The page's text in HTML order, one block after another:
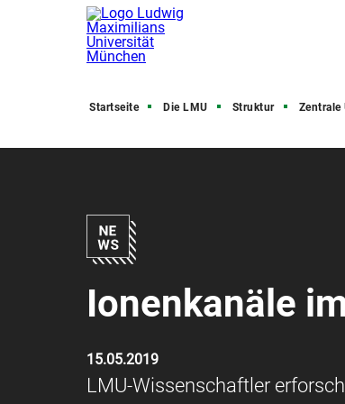
Startseite Die LMU Struktur Zentrale
Ionenkanäle
15.05.2019
LMU-Wissenschaftler